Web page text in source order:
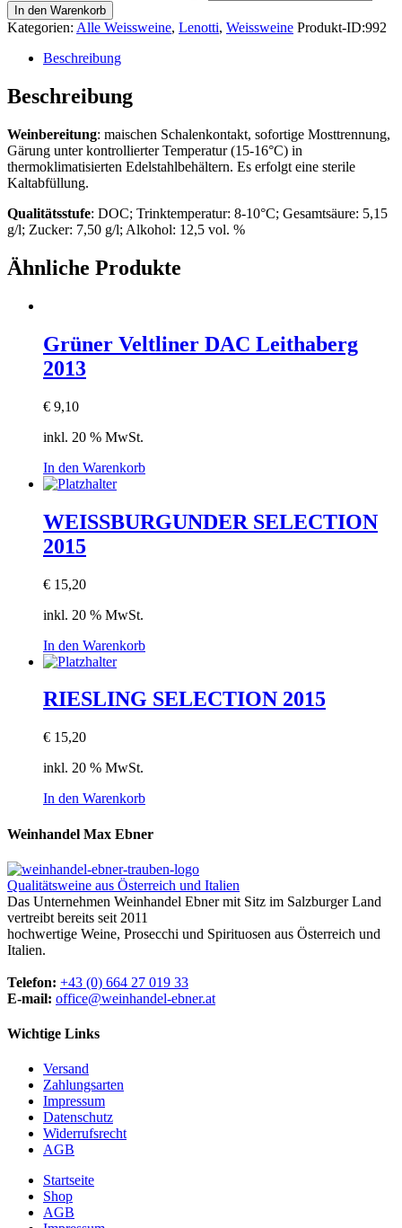
In den Warenkorb
Kategorien: Alle Weissweine, Lenotti, Weissweine Produkt-ID:992
Beschreibung
Beschreibung
Weinbereitung: maischen Schalenkontakt, sofortige Mosttrennung,
Gärung unter kontrollierter Temperatur (15-16°C) in
thermoklimatisierten Edelstahlbehältern. Es erfolgt eine sterile
Kaltabfüllung.
Qualitätsstufe: DOC; Trinktemperatur: 8-10°C; Gesamtsäure: 5,15
g/l; Zucker: 7,50 g/l; Alkohol: 12,5 vol. %
Ähnliche Produkte
Grüner Veltliner DAC Leithaberg
2013
€ 9,10
inkl. 20 % MwSt.
In den Warenkorb
WEISSBURGUNDER SELECTION
2015
€ 15,20
inkl. 20 % MwSt.
In den Warenkorb
RIESLING SELECTION 2015
€ 15,20
inkl. 20 % MwSt.
In den Warenkorb
Weinhandel Max Ebner
Qualitätsweine aus Österreich und Italien
Das Unternehmen Weinhandel Ebner mit Sitz im Salzburger Land
vertreibt bereits seit 2011
hochwertige Weine, Prosecchi und Spirituosen aus Österreich und
Italien.
Telefon: +43 (0) 664 27 019 33
E-mail: office@weinhandel-ebner.at
Wichtige Links
Versand
Zahlungsarten
Impressum
Datenschutz
Widerrufsrecht
AGB
Startseite
Shop
AGB